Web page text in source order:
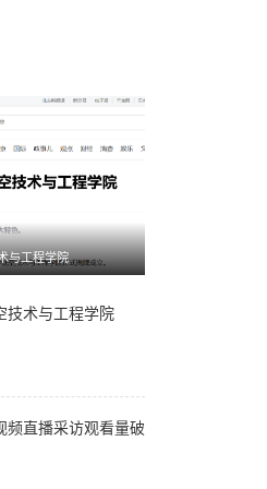
与工程学院
技术与工程学院
频直播采访观看量破